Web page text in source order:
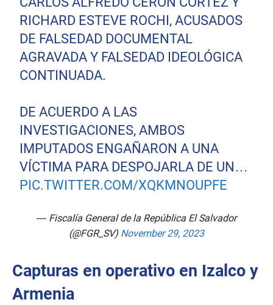
RICHARD ESTEVE ROCHI, ACUSADOS
DE FALSEDAD DOCUMENTAL
AGRAVADA Y FALSEDAD IDEOLÓGICA
CONTINUADA.
DE ACUERDO A LAS
INVESTIGACIONES, AMBOS
IMPUTADOS ENGAÑARON A UNA
VÍCTIMA PARA DESPOJARLA DE UN…
PIC.TWITTER.COM/XQKMNOUPFE
— Fiscalía General de la República El Salvador
(@FGR_SV) November 29, 2023
Capturas en operativo en Izalco y
Armenia